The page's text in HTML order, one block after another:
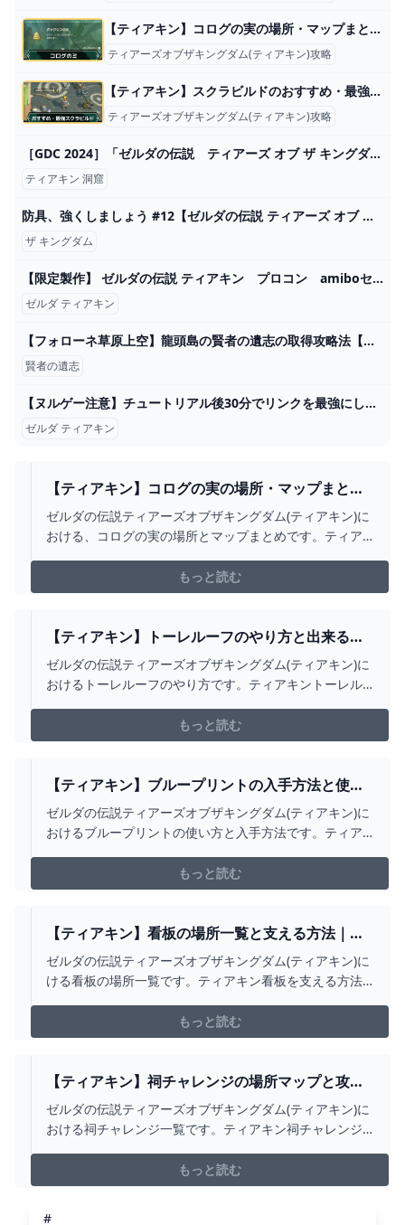
【ティアキン】コログの実の場所・マップまとめ｜全900箇所【ゼルダの伝説ティアーズオブザキングダム】
ティアーズオブザキングダム(ティアキン)攻略
【ティアキン】スクラビルドのおすすめ・最強素材【ゼルダの伝説ティアーズオブザキングダム】
ティアーズオブザキングダム(ティアキン)攻略
［GDC 2024］「ゼルダの伝説 ティアーズ オブ ザ キングダム」の自由な遊びは，現実的な物理のルールで世界ができていたからだった
ティアキン 洞窟
防具、強くしましょう #12【ゼルダの伝説 ティアーズ オブ ザ キングダム】 - YouTube
ザ キングダム
【限定製作】 ゼルダの伝説 ティアキン プロコン amiboセット ゲームキャラクター - pos.ucp.br
ゼルダ ティアキン
【フォローネ草原上空】龍頭島の賢者の遺志の取得攻略法【ゼルダの伝説ティアーズオブザキングダム】 - YouTube
賢者の遺志
【ヌルゲー注意】チュートリアル後30分でリンクを最強にしてしまう方法徹底解説【初心者必見】【ゼルダの伝説ティアーズオブザキングダム】【Totk】 - YouTube
ゼルダ ティアキン
【ティアキン】コログの実の場所・マップまとめ
｜全900箇所【ゼルダの伝説ティアーズオブザキン
グダム】
ゼルダの伝説ティアーズオブザキングダム(ティアキン)に
おける、コログの実の場所とマップまとめです。ティア
もっと読む
【ティアキン】トーレルーフのやり方と出来るこ
と【ゼルダの伝説ティアーズオブザキングダム】
ゼルダの伝説ティアーズオブザキングダム(ティアキン)に
おけるトーレルーフのやり方です。ティアキントーレル
もっと読む
【ティアキン】ブループリントの入手方法と使い
方｜5つ目の能力【ゼルダの伝説ティアーズオブザ
キングダム】
ゼルダの伝説ティアーズオブザキングダム(ティアキン)に
おけるブループリントの使い方と入手方法です。ティア
もっと読む
【ティアキン】看板の場所一覧と支える方法｜カ
バンダ看板【ゼルダの伝説ティアーズオブザキン
グダム】
ゼルダの伝説ティアーズオブザキングダム(ティアキン)に
ける看板の場所一覧です。ティアキン看板を支える方法
もっと読む
【ティアキン】祠チャレンジの場所マップと攻略
一覧【ゼルダの伝説ティアーズオブザキングダ
ム】
ゼルダの伝説ティアーズオブザキングダム(ティアキン)に
おける祠チャレンジ一覧です。ティアキン祠チャレンジ
ップで掲載しています。もっと読む
#